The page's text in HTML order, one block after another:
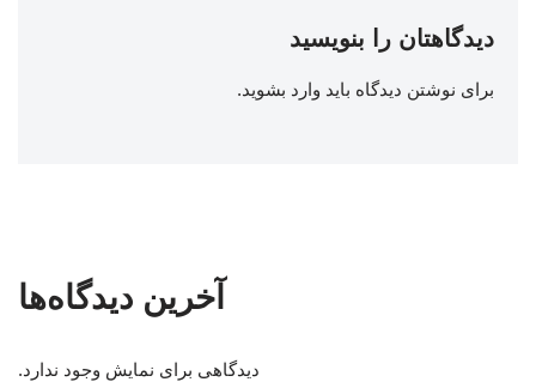
دیدگاهتان را بنویسید
برای نوشتن دیدگاه باید وارد بشوید.
آخرین دیدگاه‌ها
دیدگاهی برای نمایش وجود ندارد.